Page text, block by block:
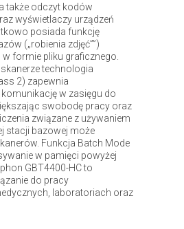
także odczyt kodów
wyświetlaczy urządzeń
posiada funkcję
(„robienia zdjęć””)
formie pliku graficznego.
technologia
2) zapewnia
w zasięgu do
swobodę pracy oraz
związane z używaniem
stacji bazowej może
Funkcja Batch Mode
w pamięci powyżej
GBT4400-HC to
do pracy
laboratoriach oraz